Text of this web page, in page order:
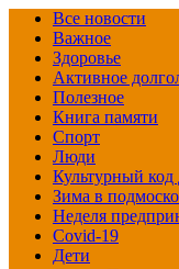
Все новости
Важное
Здоровье
Активное
Полезное
Книга памяти
Спорт
Люди
Культурный
Зима в
Неделя
Covid-19
Дети